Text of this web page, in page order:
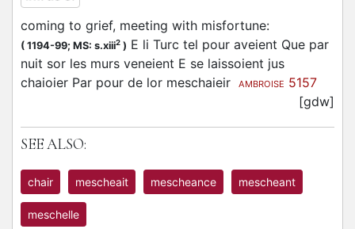
coming to grief, meeting with misfortune:
( 1194-99; MS: s.xiii2 ) E li Turc tel pour aveient Que par
nuit sor les murs veneient E se laissoient jus
chaioier Par pour de lor meschaieir
AMBROISE 5157
[gdw]
SEE ALSO:
chair mescheait mescheance mescheant
meschelle